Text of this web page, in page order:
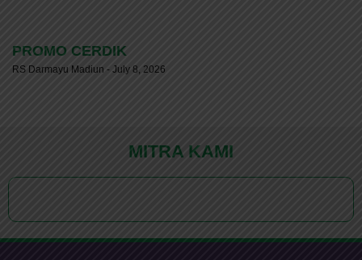
PROMO CERDIK
RS Darmayu Madiun July 8, 2026
MITRA KAMI